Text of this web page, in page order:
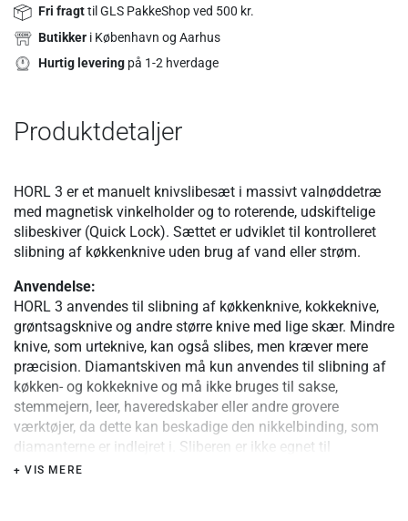
Fri fragttil GLS PakkeShop ved 500 kr.
Butikker i København og Aarhus
Hurtig levering på 1-2 hverdage
Produktdetaljer
HORL 3 er et manuelt knivslibesæt i massivt valnøddetræ
med magnetisk vinkelholder og to roterende, udskiftelige
slibeskiver (Quick Lock). Sættet er udviklet til kontrolleret
slibning af køkkenknive uden brug af vand eller strøm.
Anvendelse:
HORL 3 anvendes til slibning af køkkenknive, kokkeknive,
grøntsagsknive og andre større knive med lige skær. Mindre
knive, som urteknive, kan også slibes, men kræver mere
præcision. Diamantskiven må kun anvendes til slibning af
køkken- og kokkeknive og må ikke bruges til sakse,
stemmejern, leer, haveredskaber eller andre grovere
værktøjer, da dette kan beskadige den nikkelbinding, som
diamanterne er indlejret i. Sliberen er ikke egnet til
brødknive, bølgeknive eller meget fleksible knive. Ved
+ VIS MERE